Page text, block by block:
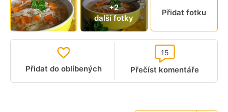
+2
další fotky
Přidat fotku
Přidat do oblíbených Přečíst komentáře
15